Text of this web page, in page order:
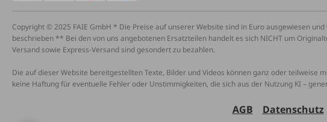
Copyright © 2025 FAIE GmbH * Die Preise auf unserer Website sind in Euro ausgewiesen
beschrieben ** Bei den von uns angebotenen Ersatzteilen handelt es sich NICHT um
Versand sowie Express-Versand sind gesondert zu bezahlen.
Die auf dieser Website bereitgestellten Texte, Bilder und Videos können ganz oder
keine Haftung für eventuelle Fehler oder Unstimmigkeiten, die sich aus der Nutzung KI –
AGB Datenschutz